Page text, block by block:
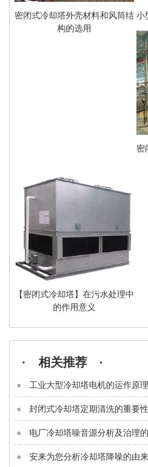
密闭式冷却塔外壳材料和风筒结
构的选用
小
密
【密闭式冷却塔】在污水处理中
的作用意义
· 相关推荐 ·
工业大型冷却塔电机的运作原
封闭式冷却塔定期清洗的重要性
电厂冷却塔噪音源分析及治理
安来为您分析冷却塔降噪的由